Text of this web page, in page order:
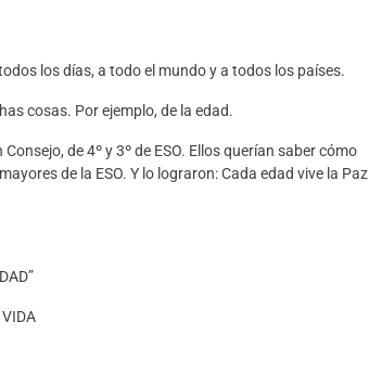
los días, a todo el mundo y a todos los países.
cosas. Por ejemplo, de la edad.
de 4º y 3º de ESO. Ellos querían saber cómo
de la ESO. Y lo lograron: Cada edad vive la Paz
VIDA